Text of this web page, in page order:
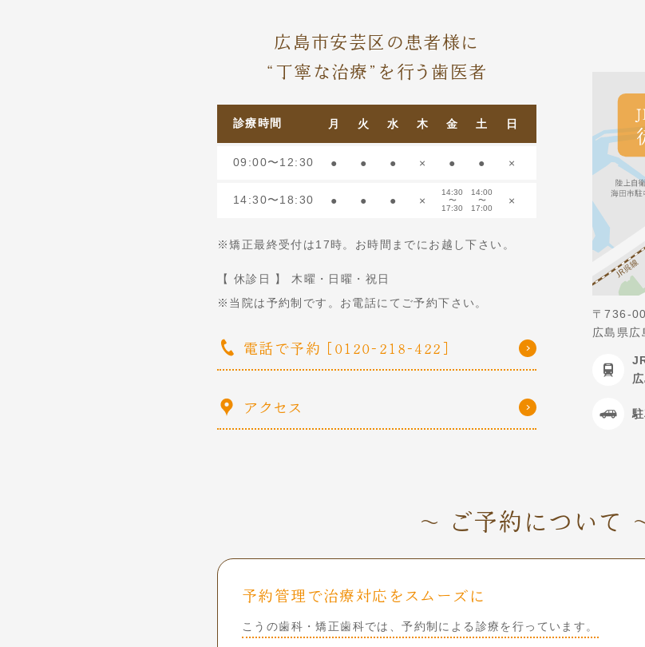
広島市安芸区の患者様に
“丁寧な治療”を行う歯医者
診療時間 月 火 水 木 金 土 日
09:00〜12:30 ● ● ● × ● ● ×
14:30〜18:30 ● ● ● ×
14:30
〜
17:30
14:00
〜
17:00
×
※矯正最終受付は17時。お時間までにお越し下さい。
【 休診日 】 木曜・日曜・祝日
※当院は予約制です。お電話にてご予約下さい。
電話で予約 [0120-218-422]
アクセス
〒736-
広島県
〜 ご予約について
予約管理で治療対応をスムーズに
こうの歯科・矯正歯科では、予約制による診療を行っています。